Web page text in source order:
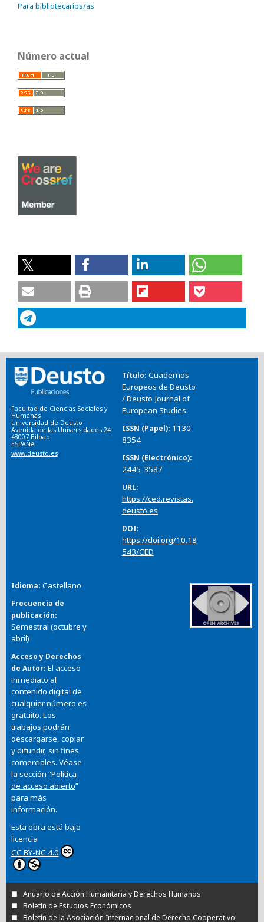
Para bibliotecarios/as
Número actual
Facultad de Ciencias Sociales y
Humanas
Universidad de Deusto
Avenida de las Universidades 24
48007 Bilbao
ESPAÑA
www.deusto.es
Título Cuadernos
Europeos de Deusto
/ Deusto Journal of
European Studies
ISSN (Papel) 1130-
8354
ISSN (Electrónico)
2445-3587
URL
https://ced.revistas.
deusto.es
DOI
https://doi.org/10.18
543/CED
Idioma Castellano
Frecuencia de
publicación
Semestral (octubre y
abril)
Acceso y Derechos
de Autor El acceso
inmediato al
contenido digital de
cualquier número es
gratuito. Los
trabajos podrán
descargarse, copiar
y difundir, sin fines
comerciales. Véase
la sección “Política
de acceso abierto”
para más
información.
Esta obra está bajo
licencia
CC BY-NC 4.0
Anuario de Acción Humanitaria y Derechos Humanos
Boletín de Estudios Económicos
Boletín de la Asociación Internacional de Derecho Cooperativo